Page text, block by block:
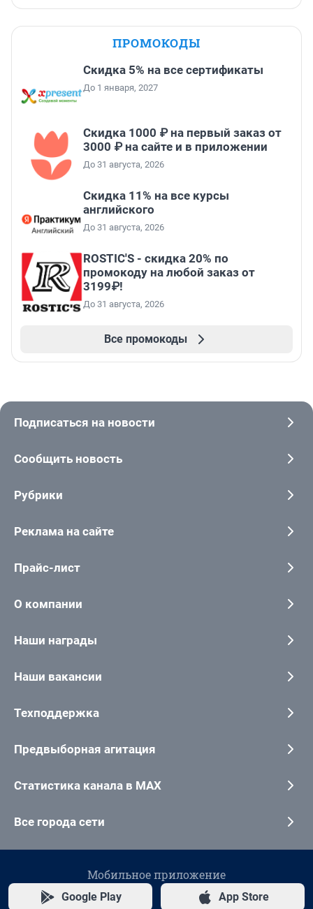
ПРОМОКОДЫ
Скидка 5% на все сертификаты
До 1 января, 2027
Скидка 1000 ₽ на первый заказ от
3000 ₽ на сайте и в приложении
До 31 августа, 2026
Скидка 11% на все курсы
английского
До 31 августа, 2026
ROSTIC'S - скидка 20% по
промокоду на любой заказ от
3199₽!
До 31 августа, 2026
Все промокоды
Подписаться на новости
Сообщить новость
Рубрики
Реклама на сайте
Прайс-лист
О компании
Наши награды
Наши вакансии
Техподдержка
Предвыборная агитация
Статистика канала в MAX
Все города сети
Мобильное приложение
Google Play App Store